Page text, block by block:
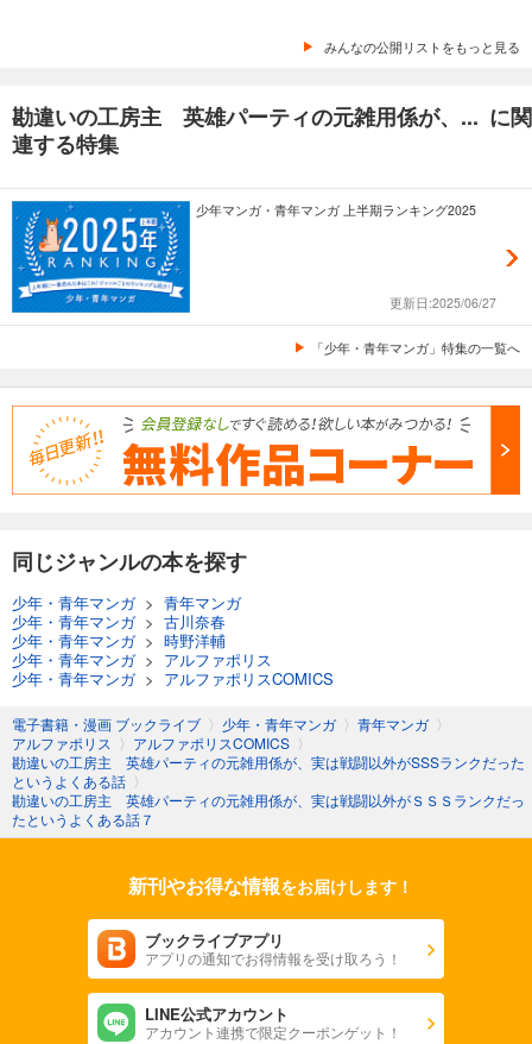
みんなの公開リストをもっと見る
勘違いの工房主 英雄パーティの元雑用係が、... に関
連する特集
少年マンガ・青年マンガ 上半期ランキング2025
更新日:2025/06/27
「少年・青年マンガ」特集の一覧へ
同じジャンルの本を探す
少年・青年マンガ> 青年マンガ
少年・青年マンガ> 古川奈春
少年・青年マンガ> 時野洋輔
少年・青年マンガ> アルファポリス
少年・青年マンガ> アルファポリスCOMICS
電子書籍・漫画 ブックライブ 〉 少年・青年マンガ 〉 青年マンガ 〉
アルファポリス 〉 アルファポリスCOMICS 〉
勘違いの工房主 英雄パーティの元雑用係が、実は戦闘以外がSSSランクだった
というよくある話 〉
勘違いの工房主 英雄パーティの元雑用係が、実は戦闘以外がＳＳＳランクだっ
たというよくある話７
新刊やお得な情報をお届けします！
ブックライブアプリ
アプリの通知でお得情報を受け取ろう！
LINE公式アカウント
アカウント連携で限定クーポンゲット！